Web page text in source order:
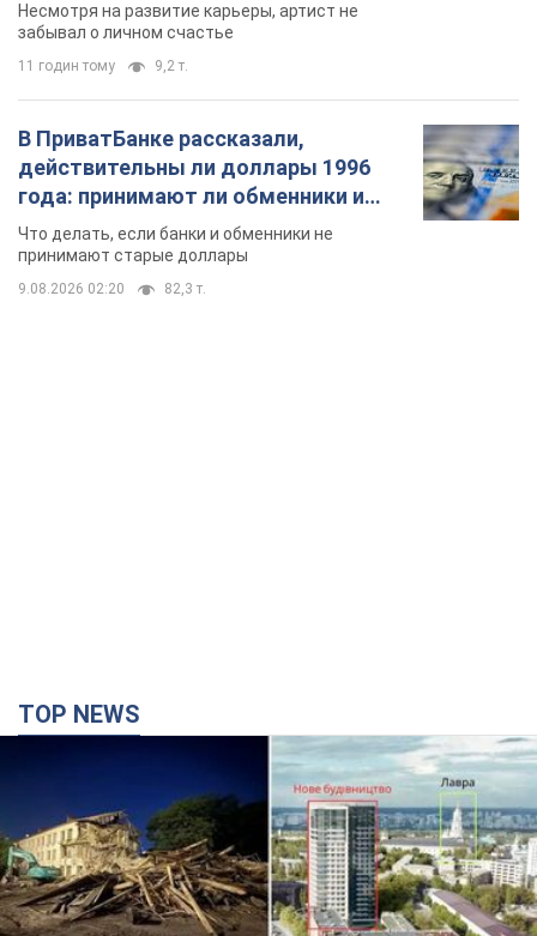
Несмотря на развитие карьеры, артист не
забывал о личном счастье
11 годин тому 9,2 т.
В ПриватБанке рассказали,
действительны ли доллары 1996
года: принимают ли обменники и
банки такие купюры
Что делать, если банки и обменники не
принимают старые доллары
9.08.2026 02:20 82,3 т.
TOP NEWS